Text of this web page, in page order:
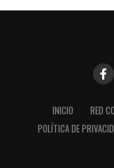
INICIO RED
POLÍTICA DE